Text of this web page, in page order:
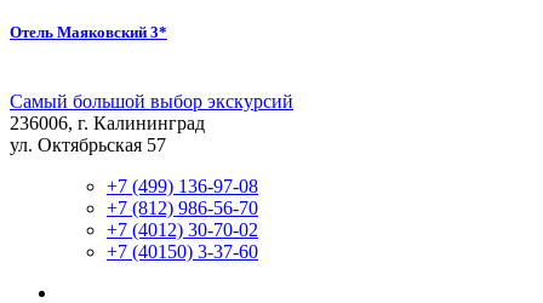
Отель Маяковский 3*
Самый большой выбор экскурсий
236006, г. Калининград
ул. Октябрьская 57
+7 (499) 136-97-08
+7 (812) 986-56-70
+7 (4012) 30-70-02
+7 (40150) 3-37-60